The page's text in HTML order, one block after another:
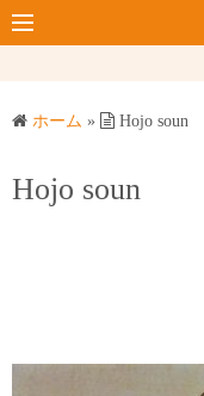
コ
ン
ス
ホーム » Hojo soun
Hojo soun